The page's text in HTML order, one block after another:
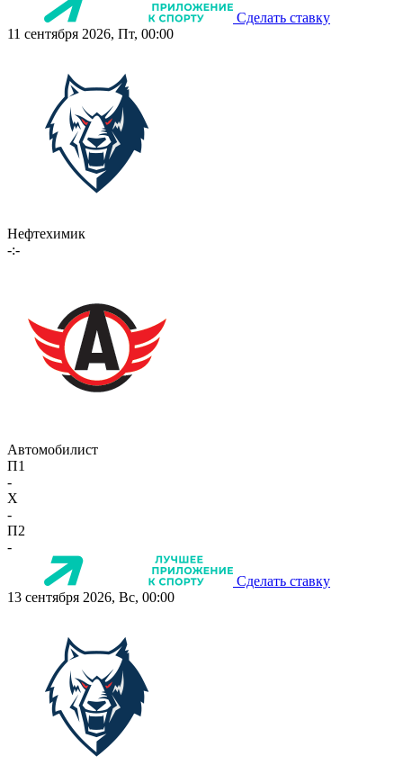
Сделать ставку
11 сентября 2026, Пт, 00:00
Нефтехимик
-:-
Автомобилист
П1
-
X
-
П2
-
Сделать ставку
13 сентября 2026, Вс, 00:00